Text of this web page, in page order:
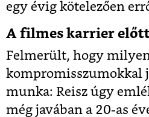
egy évig kötelezően
A filmes karrier
Felmerült, hogy
kompromisszumokkal
munka: Reisz úgy
még javában a 20-as